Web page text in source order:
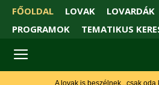
FŐOLDAL LOVAK LOVARDÁK
PROGRAMOK
TEMATIKUS
A lovak is beszélnek...csak oda